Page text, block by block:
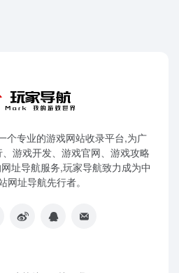
个专业的游戏网站收录平台,为广
游戏开发、游戏官网、游戏攻略
址导航服务,玩家导航致力成为中
网址导航先行者。